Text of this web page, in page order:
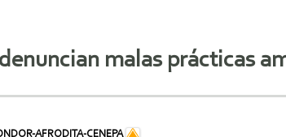
malas prácticas
AFRODITA-CENEPA